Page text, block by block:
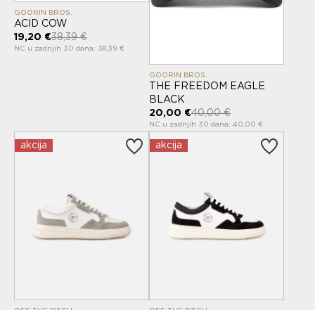
GOORIN BROS.
ACID COW
19,20 €38,39 €
NC u zadnjih 30 dana: 38,39 €
GOORIN BROS.
THE FREEDOM EAGLE
BLACK
20,00 €40,00 €
NC u zadnjih 30 dana: 40,00 €
akcija akcija